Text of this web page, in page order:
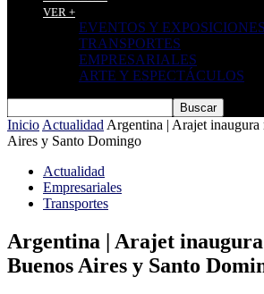
VER +
EVENTOS Y EXPOSICIONES
TRANSPORTES
EMPRESARIALES
ARTE Y ESPECTÁCULOS
Inicio Actualidad Argentina | Arajet inaugura
Aires y Santo Domingo
Actualidad
Empresariales
Transportes
Argentina | Arajet
Buenos Aires y Santo